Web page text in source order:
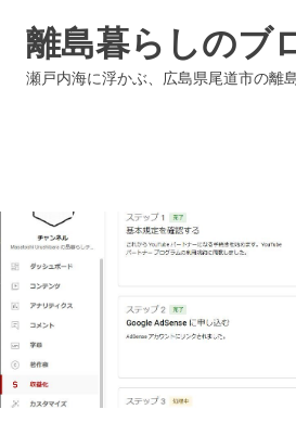
プ
離島暮らしのブ
瀬戸内海に浮かぶ、広島県尾道市の離